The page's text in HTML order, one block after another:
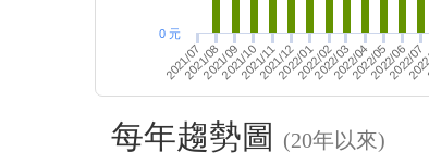
2021/07
2021/082021/092021/102021/112021/122022/012022/02
2022/032022/042022/052022/062022/07
0 元
每年趨勢圖 (20年以來)